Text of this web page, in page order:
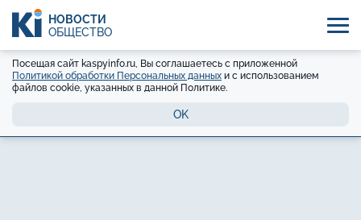
НОВОСТИ
ОБЩЕСТВО
Посещая сайт kaspyinfo.ru, Вы соглашаетесь с приложенной
Политикой обработки Персональных данных и с использованием
файлов cookie, указанных в данной Политике.
OK